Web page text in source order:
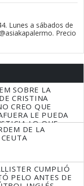
Lunes a sábados de
Precio
SOBRE LA
CRISTINA
CREO QUE
LE PUEDA
LO QUE
DE LA
CUMPLIÓ
PELO ANTES DE